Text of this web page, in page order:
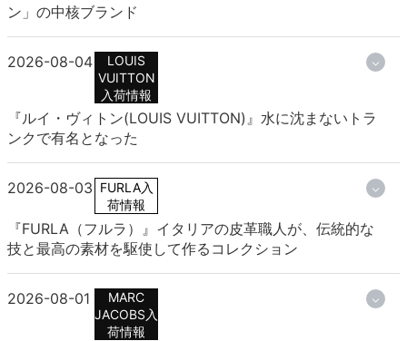
ン」の中核ブランド
2026-08-04
LOUIS
VUITTON
入荷情報
『ルイ・ヴィトン(LOUIS VUITTON)』水に沈まないトラ
ンクで有名となった
2026-08-03 FURLA入
荷情報
『FURLA（フルラ）』イタリアの皮革職人が、伝統的な
技と最高の素材を駆使して作るコレクション
2026-08-01
MARC
JACOBS入
荷情報